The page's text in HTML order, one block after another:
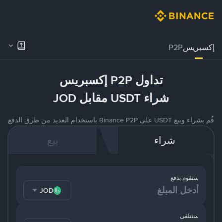
إكسبريسP2P
تداول P2P إكسبريس
شراء USDT مقابل JOD
قُم بشراء وبيع USDT على Binance P2P باستخدام العديد من طرق الدفع
شراء بيع
ستقوم بدفع
JOD
ستتلقى